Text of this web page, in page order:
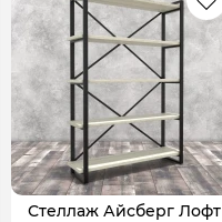
Стеллаж Айсберг Лофт